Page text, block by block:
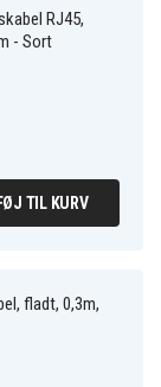
RJ45,
- Sort
TIL KURV
fladt, 0,3m,